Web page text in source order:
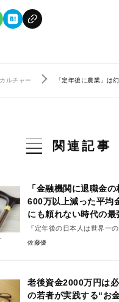
ルチャー 「定年後に農業」は
関連記事
「金融機関に退職金
600万以上減った平均
にも頼れない時代の最
『定年後の日本人は世界一
佐藤優
老後資金2000万円は
の若者が実践する“お